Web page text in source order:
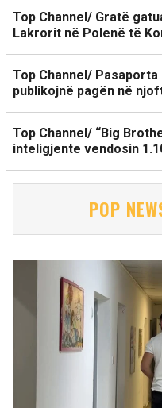
Top Channel/ Gratë
Lakrorit në Polenë të
Top Channel/
publikojnë pagën në
Top Channel/ “Big
inteligjente vendosin
POP